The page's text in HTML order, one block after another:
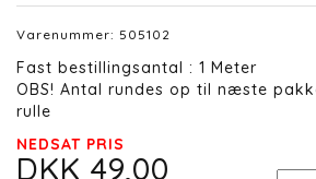
Varenummer: 505102
Fast bestillingsantal : 1 Meter
OBS! Antal rundes op til næste
rulle
NEDSAT PRIS
DKK 49,00